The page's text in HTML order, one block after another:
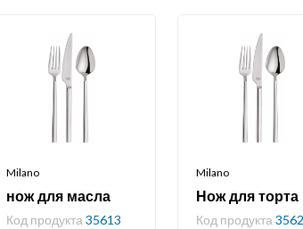
Milano
нож для масла
Код продукта35613
Milano
Нож для торта
Код продукта